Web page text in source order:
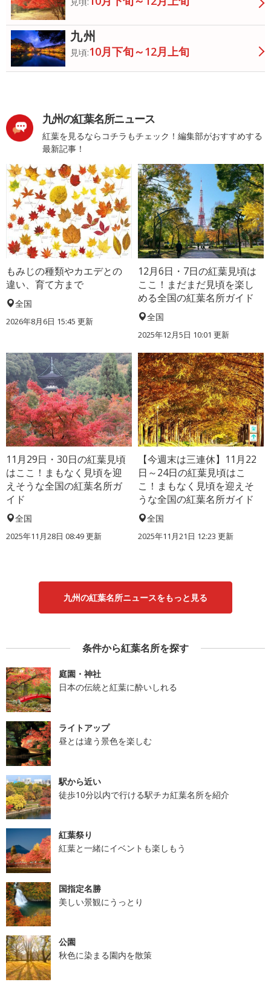
九州
見頃:10月下旬～12月上旬
九州の紅葉名所ニュース
紅葉を見るならコチラもチェック！編集部がおすすめする
最新記事！
もみじの種類やカエデとの
違い、育て方まで
全国
2026年8月6日 15:45 更新
12月6日・7日の紅葉見頃は
ここ！まだまだ見頃を楽し
める全国の紅葉名所ガイド
全国
2025年12月5日 10:01 更新
11月29日・30日の紅葉見頃
はここ！まもなく見頃を迎
えそうな全国の紅葉名所ガ
イド
全国
2025年11月28日 08:49 更新
【今週末は三連休】11月22
日～24日の紅葉見頃はこ
こ！まもなく見頃を迎えそ
うな全国の紅葉名所ガイド
全国
2025年11月21日 12:23 更新
九州の紅葉名所ニュースをもっと見る
条件から紅葉名所を探す
庭園・神社
日本の伝統と紅葉に酔いしれる
ライトアップ
昼とは違う景色を楽しむ
駅から近い
徒歩10分以内で行ける駅チカ紅葉名所を紹介
紅葉祭り
紅葉と一緒にイベントも楽しもう
国指定名勝
美しい景観にうっとり
公園
秋色に染まる園内を散策